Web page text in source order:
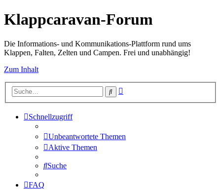
Klappcaravan-Forum
Die Informations- und Kommunikations-Plattform rund ums
Klappen, Falten, Zelten und Campen. Frei und unabhängig!
Zum Inhalt
Suche
Schnellzugriff
Unbeantwortete Themen
Aktive Themen
Suche
FAQ